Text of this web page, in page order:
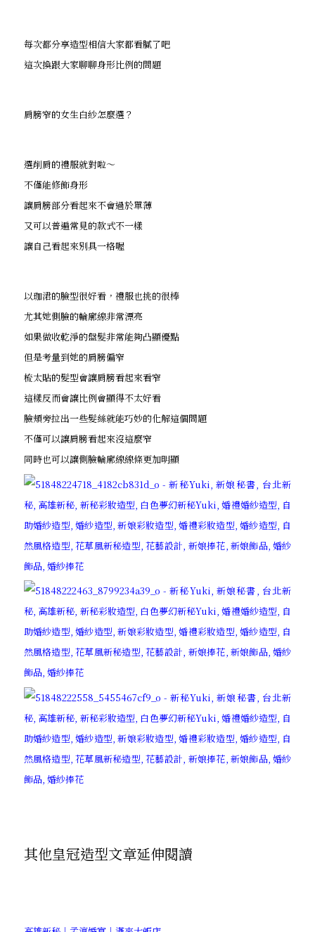
每次都分享造型相信大家都看膩了吧
這次換跟大家聊聊身形比例的問題
肩膀窄的女生白紗怎麼選？
選削肩的禮服就對啦～
不僅能修飾身形
讓肩膀部分看起來不會過於單薄
又可以普遍常見的款式不一樣
讓自己看起來別具一格喔
以珈涒的臉型很好看，禮服也挑的很棒
尤其她側臉的輪廓線非常漂亮
如果做收乾淨的盤髮非常能夠凸顯優點
但是考量到她的肩膀偏窄
梳太貼的髮型會讓肩膀看起來看窄
這樣反而會讓比例會顯得不太好看
臉頰旁拉出一些髮絲就能巧妙的化解這個問題
不僅可以讓肩膀看起來沒這麼窄
同時也可以讓側臉輪廓線線條更加明顯
其他皇冠造型文章延伸閱讀